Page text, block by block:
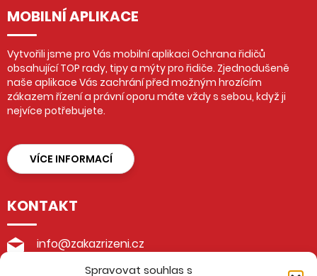
Spravovat souhlas s
MOBILNÍ APLIKACE
Vytvořili jsme pro Vás mobilní aplikaci Ochrana řidičů
obsahující TOP rady, tipy a mýty pro řidiče. Zjednodušeně
naše aplikace Vás zachrání před možným hrozícím
zákazem řízení a právní oporu máte vždy s sebou, když ji
nejvíce potřebujete.
VÍCE INFORMACÍ
KONTAKT
info@zakazrizeni.cz